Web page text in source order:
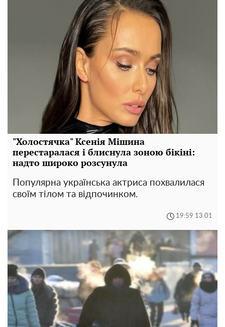
"Холостячка" Ксенія Мішина
перестаралася і блиснула зоною бікіні:
надто широко розсунула
Популярна українська актриса похвалилася
своїм тілом та відпочинком.
19:59 13.01